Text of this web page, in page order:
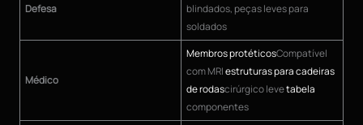
Defesa
blindados, peças leves para
soldados
Médico
Membros protéticosCompatível
com MRIestruturas para cadeiras
de rodascirúrgico levetabela
componentes